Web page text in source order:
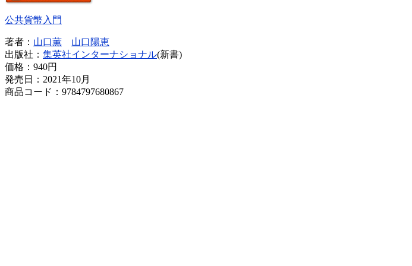
公共貨幣入門
著者： 山口薫
山口陽恵
出版社： 集英社インターナショナル(新書)
価格： 940円
発売日：2021年10月
商品コード：9784797680867